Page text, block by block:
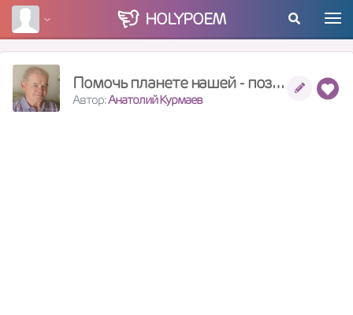
HOLYPOEM
Помочь планете нашей - поздно
Автор:Анатолий Курмаев